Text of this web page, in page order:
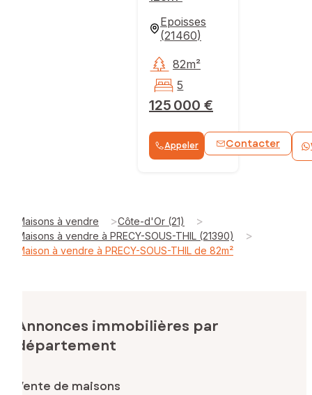
Epoisses
(21460)
125 000 €
82m²
5
Appeler Contacter
Maisons à vendre >Côte-d'Or (21) >
Maisons à vendre à PRECY-SOUS-THIL (21390) >
Maison à vendre à PRECY-SOUS-THIL de 82m²
Annonces immobilières par
département
Vente de maisons